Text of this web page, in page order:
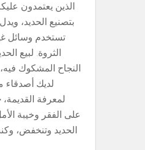
الذين يعتمدون
بتصنيع الحديد،
تستخدم وسائل
الثروة. لبيع
النجاح المشكوك
لديك أصدقاء
لمعرفة القديمة،
على الفقر وخيبة
الحديد وتنخفض،